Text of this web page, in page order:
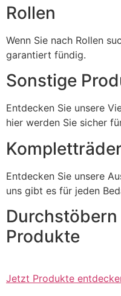
Rollen
Wenn Sie nach Rollen
garantiert fündig.
Sonstige
Entdecken Sie unsere
hier werden Sie sicher
Entdecken Sie unsere
uns gibt es für jeden
Durchstöbern
Produkte
Jetzt Produkte